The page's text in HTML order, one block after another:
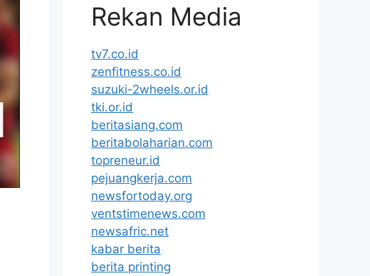
Rekan Media
tv7.co.id
zenfitness.co.id
suzuki-2wheels.or.id
tki.or.id
beritasiang.com
beritabolaharian.com
topreneur.id
pejuangkerja.com
newsfortoday.org
ventstimenews.com
newsafric.net
kabar berita
berita printing